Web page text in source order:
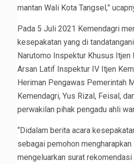
mantan Wali Kota Tangsel,”
Pada 5 Juli 2021 Kemendagri
kesepakatan yang di
Narutomo Inspektur Khusus Itjen
Arsan Latif Inspektur IV Itjen
Heriman Pengawas Pemerintah
Kemendagri, Yus Rizal, Feisal,
perwakilan pihak pengadu ahli
“Didalam berita acara
sebagai pemohon
mengeluarkan surat